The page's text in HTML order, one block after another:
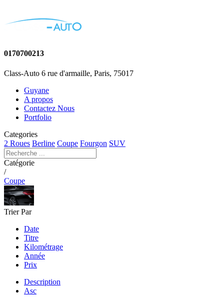
0170700213
Class-Auto 6 rue d'armaille, Paris, 75017
Guyane
A propos
Contactez Nous
Portfolio
Categories
2 Roues Berline Coupe Fourgon SUV
Catégorie
/
Coupe
Trier Par
Date
Titre
Kilométrage
Année
Prix
Description
Asc